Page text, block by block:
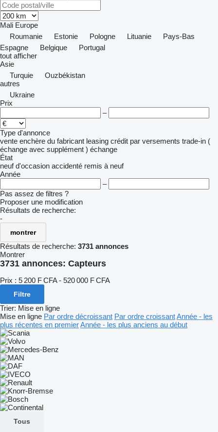
Mali Europe
Roumanie
Estonie Pologne Lituanie
Pays-Bas
Espagne
Belgique
Portugal
tout afficher
Asie
Turquie
Ouzbékistan
autres
Ukraine
Prix
–
Type d'annonce
vente enchère du fabricant leasing crédit par versements trade-in (
échange avec supplément ) échange
État
neuf d'occasion accidenté remis à neuf
Année
–
Pas assez de filtres ?
Proposer une modification
Résultats de recherche:
-
montrer
Résultats de recherche: 3731 annonces
Montrer
3731 annonces: Capteurs
Prix : 5 200 F CFA - 520 000 F CFA
Filtre
Trier: Mise en ligne
Mise en ligne Par ordre décroissant Par ordre croissantAnnée - les
plus récentes en premierAnnée - les plus anciens au début
Tous